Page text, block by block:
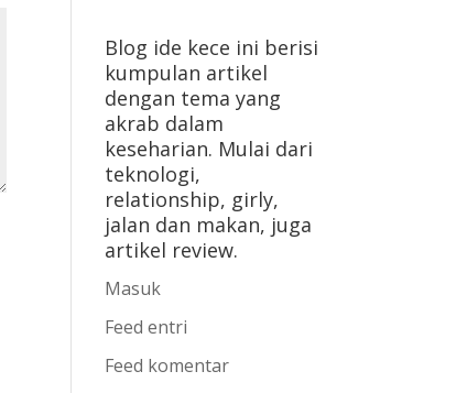
Blog ide kece ini berisi
kumpulan artikel
dengan tema yang
akrab dalam
keseharian. Mulai dari
teknologi,
relationship, girly,
jalan dan makan, juga
artikel review.
Masuk
Feed entri
Feed komentar